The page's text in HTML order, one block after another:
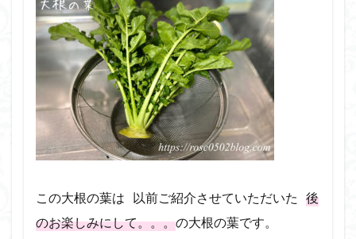
この大根の葉は 以前ご紹介させていただいた 後
のお楽しみにして。。。の大根の葉です。